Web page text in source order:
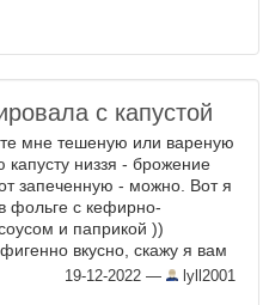
с капустой
мне тешеную или вареную
капусту низзя - брожение
запеченную - можно. Вот я
фольге с кефирно-
и паприкой ))
вкусно, скажу я вам
19-12-2022 — lyll2001